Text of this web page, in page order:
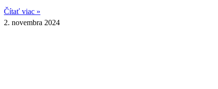
Čítať viac »
2. novembra 2024